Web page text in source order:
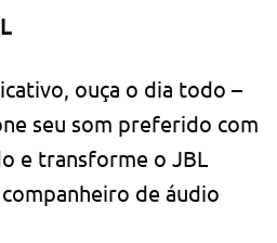
ouça o dia todo –
seu som preferido com
e transforme o JBL
de áudio